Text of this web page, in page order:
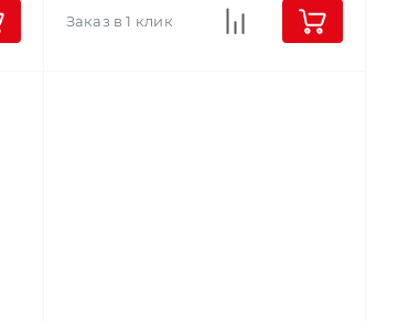
Заказ в 1 клик